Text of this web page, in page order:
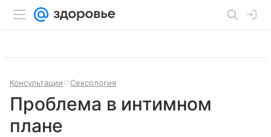
Консультации Сексология
Проблема в интимном
плане